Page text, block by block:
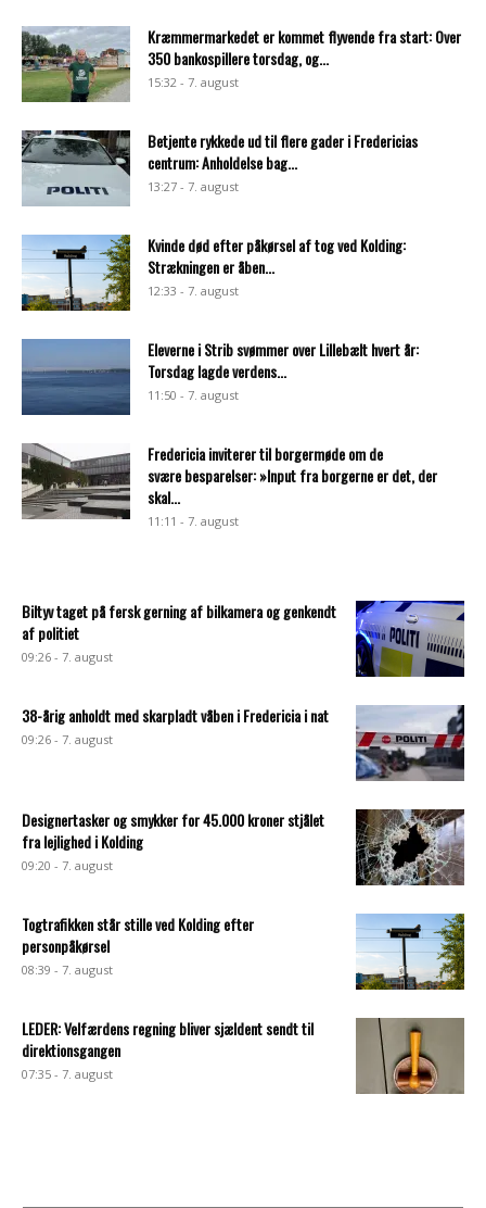
Kræmmermarkedet er kommet flyvende fra start: Over
350 bankospillere torsdag, og...
15:32 - 7. august
Betjente rykkede ud til flere gader i Fredericias
centrum: Anholdelse bag...
13:27 - 7. august
Kvinde død efter påkørsel af tog ved Kolding:
Strækningen er åben...
12:33 - 7. august
Eleverne i Strib svømmer over Lillebælt hvert år:
Torsdag lagde verdens...
11:50 - 7. august
Fredericia inviterer til borgermøde om de
svære besparelser: »Input fra borgerne er det, der
skal...
11:11 - 7. august
Biltyv taget på fersk gerning af bilkamera og genkendt
af politiet
09:26 - 7. august
38-årig anholdt med skarpladt våben i Fredericia i nat
09:26 - 7. august
Designertasker og smykker for 45.000 kroner stjålet
fra lejlighed i Kolding
09:20 - 7. august
Togtrafikken står stille ved Kolding efter
personpåkørsel
08:39 - 7. august
LEDER: Velfærdens regning bliver sjældent sendt til
direktionsgangen
07:35 - 7. august